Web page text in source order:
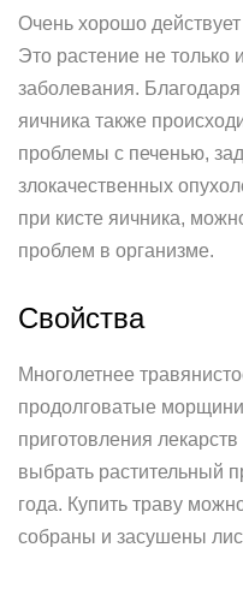
Очень хорошо действует
Это растение не только
заболевания.
яичника также
проблемы с печенью,
злокачественных
при кисте яичника,
проблем в организме.
Свойства
Многолетнее
продолговатые
приготовления
выбрать растительный
года. Купить траву
собраны и засушены